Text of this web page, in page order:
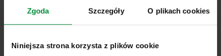
Zgoda Szczegóły O plikach cookies
Niniejsza strona korzysta z plików cookie